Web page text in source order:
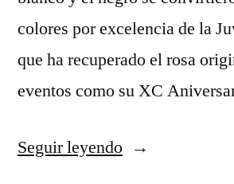
colores por excelencia de la
que ha recuperado el rosa
eventos como su XC
Seguir leyendo«uniforme